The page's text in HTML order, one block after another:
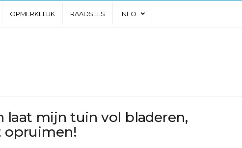
OPMERKELIJK RAADSELS INFO
laat mijn tuin vol bladeren,
opruimen!